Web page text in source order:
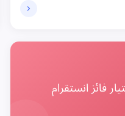
فائز انستقرام